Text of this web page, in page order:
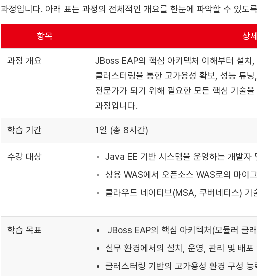
과정입니다. 아래 표는 과정의 전체적인 개요를 한눈에 파악할 수 있도
항목 상
과정 개요
JBoss EAP의 핵심 아키텍처 이해부터 설치
클러스터링을 통한 고가용성 확보, 성능 튜
전문가가 되기 위해 필요한 모든 핵심 기술
과정입니다.
학습 기간 1일 (총 8시간)
수강 대상
Java EE 기반 시스템을 운영하는 개발자
상용 WAS에서 오픈소스 WAS로의 마이
클라우드 네이티브(MSA, 쿠버네티스) 기
학습 목표
JBoss EAP의 핵심 아키텍처(모듈러 클
실무 환경에서의 설치, 운영, 관리 및 배포
클러스터링 기반의 고가용성 환경 구성 능